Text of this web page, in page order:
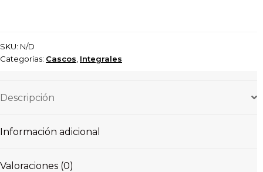
SKU: N/D
Categorías: Cascos Integrales
Descripción
Información adicional
Valoraciones (0)